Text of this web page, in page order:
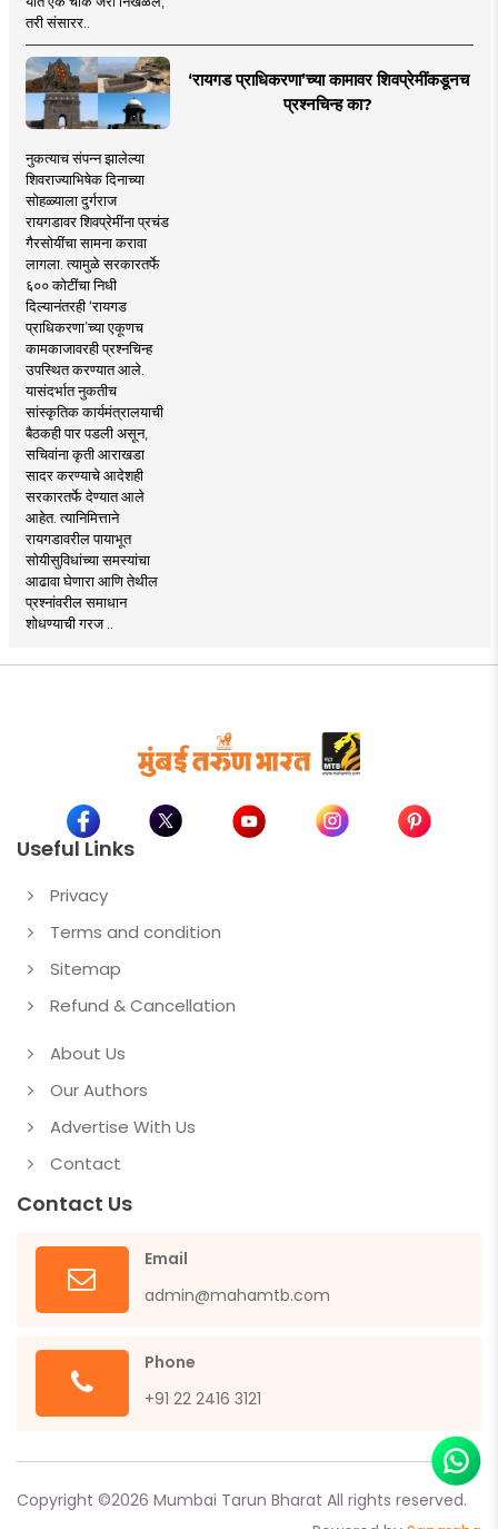
तरी संसारर..
‘रायगड प्राधिकरणा’च्या कामावर शिवप्रेमींकडूनच
प्रश्नचिन्ह का?
नुकत्याच संपन्न झालेल्या
शिवराज्याभिषेक दिनाच्या
सोहळ्याला दुर्गराज
रायगडावर शिवप्रेमींना प्रचंड
गैरसोयींचा सामना करावा
लागला. त्यामुळे सरकारतर्फे
६०० कोटींचा निधी
दिल्यानंतरही ‘रायगड
प्राधिकरणा’च्या एकूणच
कामकाजावरही प्रश्नचिन्ह
उपस्थित करण्यात आले.
यासंदर्भात नुकतीच
सांस्कृतिक कार्यमंत्रालयाची
बैठकही पार पडली असून,
सचिवांना कृती आराखडा
सादर करण्याचे आदेशही
सरकारतर्फे देण्यात आले
आहेत. त्यानिमित्ताने
रायगडावरील पायाभूत
सोयीसुविधांच्या समस्यांचा
आढावा घेणारा आणि तेथील
प्रश्नांवरील समाधान
शोधण्याची गरज ..
Useful Links
Privacy
Terms and condition
Sitemap
Refund & Cancellation
About Us
Our Authors
Advertise With Us
Contact
Contact Us
Email
admin@mahamtb.com
Phone
+91 22 2416 3121
Copyright ©2026 Mumbai Tarun Bharat All rights reserved.